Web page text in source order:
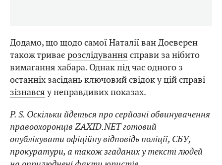
Додамо, що щодо самої Наталії ван Доеверен
також триває розслідування справи за нібито
вимагання хабара. Однак під час одного з
останніх засідань ключовий свідок у цій справі
зізнався у неправдивих показах.
P. S. Оскільки йдеться про серйозні обвинувачення
правоохоронців ZAXID.NET готовий
опублікувати офіційну відповідь поліції, СБУ,
прокуратури, а також згаданих у тексті людей